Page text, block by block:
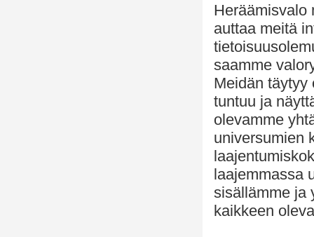
Heräämisvalo
auttaa meitä
saamme
Meidän täytyy
tuntuu ja
olevamme
universumien
laajemmassa
sisällämme ja
kaikkeen